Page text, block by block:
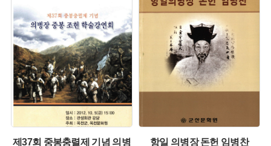
주제 :
유형 :
발행 :
생산 :
제37회 중봉충렬제 기념 의병
주제 :
항일 의병장 돈헌 임병찬